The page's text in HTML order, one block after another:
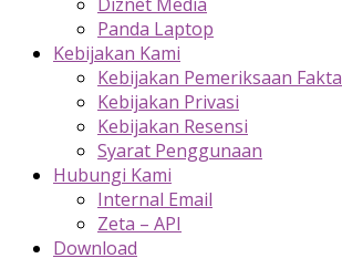
Panda Laptop
Kebijakan Kami
Kebijakan Pemeriksaan Fakta
Kebijakan Privasi
Kebijakan Resensi
Syarat Penggunaan
Hubungi Kami
Internal Email
Zeta – API
Download